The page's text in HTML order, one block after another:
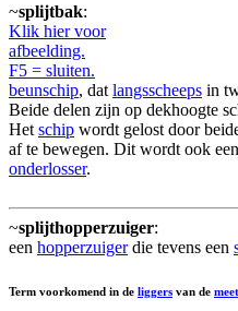
~splijtbak:
Klik hier voor
afbeelding.
F5 = sluiten.
beunschip, dat langsscheeps in
Beide delen zijn op dekhoogte
Het schip wordt gelost door
af te bewegen. Dit wordt ook een
onderlosser.
~splijthopperzuiger:
een hopperzuigerdie tevens een
Term voorkomend in de liggers van de